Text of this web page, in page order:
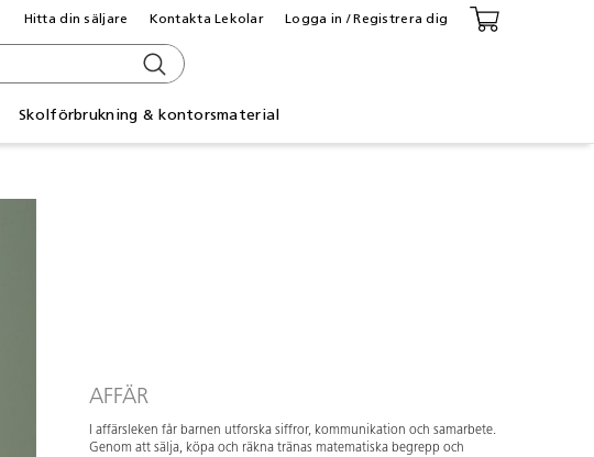
Skolförbrukning & kontorsmaterial
Hitta din säljare Kontakta Lekolar Logga in / Registrera dig
AFFÄR
I affärsleken får barnen utforska siffror, kommunikation och samarbete.
Genom att sälja, köpa och räkna tränas matematiska begrepp och